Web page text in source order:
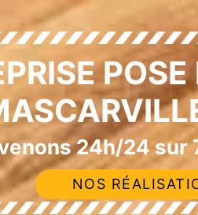
24h/24 sur
NOS